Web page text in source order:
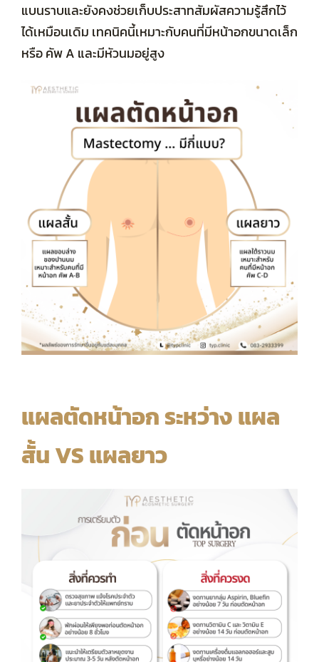
แบนราบและยังคงช่วยเก็บประสาทสัมผัสความรู้สึกไว้
ได้เหมือนเดิม เทคนิคนี้เหมาะกับคนที่มีหน้าอกขนาดเล็ก
หรือ คัพ A และมีหัวนมอยู่สูง
แผลตัดหน้าอก ระหว่าง แผล
สั้น VS แผลยาว